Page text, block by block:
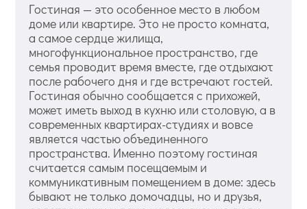
Гостиная — это особенное место в любом
доме или квартире. Это не просто комната,
а самое сердце жилища,
многофункциональное пространство, где
семья проводит время вместе, где отдыхают
после рабочего дня и где встречают гостей.
Гостиная обычно сообщается с прихожей,
может иметь выход в кухню или столовую, а в
современных квартирах-студиях и вовсе
является частью объединенного
пространства. Именно поэтому гостиная
считается самым посещаемым и
коммуникативным помещением в доме: здесь
бывают не только домочадцы, но и друзья,